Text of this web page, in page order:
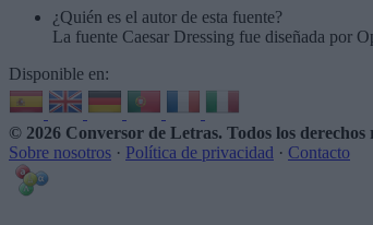
¿Quién es el autor de esta fuente?
La fuente Caesar Dressing fue diseñada por
Disponible en:
© 2026 Conversor de Letras. Todos los derechos
Sobre nosotros · Política de privacidad · Contacto